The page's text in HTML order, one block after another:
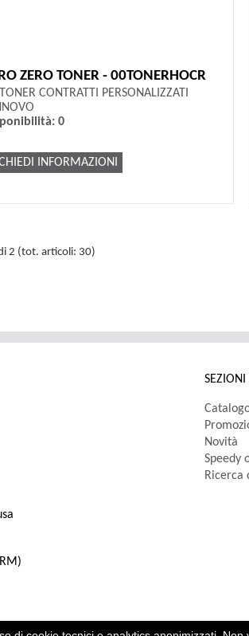
ZERO TONER - 00TONERHOCR
CONTRATTI PERSONALIZZATI
0
INFORMAZIONI
2 (tot. articoli: 30)
SEZIONI
Novità
Speedy
Ricerca
N. 1119584 Cap. Soc. € 10.000,00 i.v.